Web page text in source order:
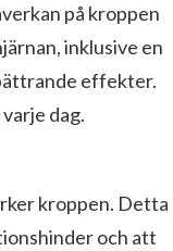
på kroppen
inklusive en
effekter.
dag.
kroppen. Detta
och att